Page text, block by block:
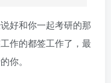
好和你一起考研的那
作的都签工作了，最
你。